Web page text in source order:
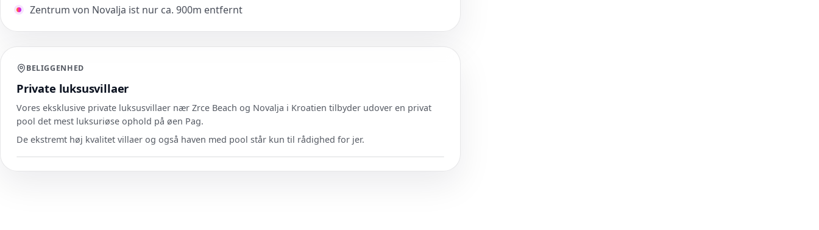
Zentrum von Novalja ist nur ca. 900m entfernt
BELIGGENHED
Private luksusvillaer
Vores eksklusive private luksusvillaer nær Zrce Beach og Novalja i Kroatien tilbyder udover en privat
pool det mest luksuriøse ophold på øen Pag.
De ekstremt høj kvalitet villaer og også haven med pool står kun til rådighed for jer.